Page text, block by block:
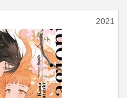
2021